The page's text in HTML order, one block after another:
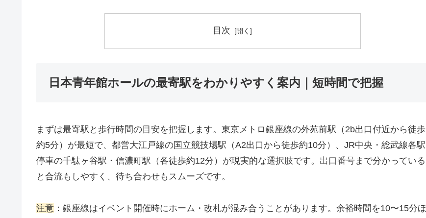
目次
日本青年館ホールの最寄駅をわかりやすく案内｜短時間で把握
まずは最寄駅と歩行時間の目安を把握します。東京メトロ銀座線の外苑前駅（2b出口付近から徒歩
約5分）が最短で、都営大江戸線の国立競技場駅（A2出口から徒歩約10分）、JR中央・総武線各駅
停車の千駄ヶ谷駅・信濃町駅（各徒歩約12分）が現実的な選択肢です。 出口番号まで分かっている
と合流もしやすく、待ち合わせもスムーズです。
注意 ：銀座線はイベント開催時にホーム・改札が混み合うことがあります。余裕時間を10〜15分ほ